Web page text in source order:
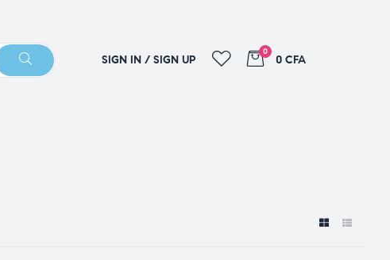
SIGN IN / SIGN UP
0
0 CFA